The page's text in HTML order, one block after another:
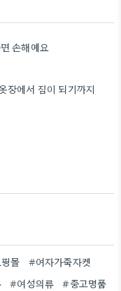
손해예요
장에서 짐이 되기까지
몰
#여자가죽자켓
#여성의류
#중고명품